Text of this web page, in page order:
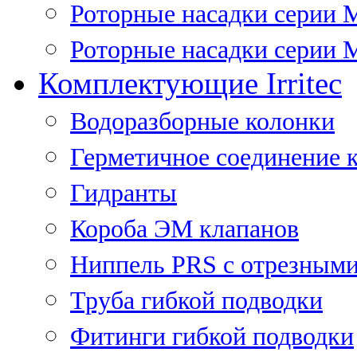
Роторные насадки серии
Роторные насадки серии
Комплектующие Irritec
Водоразборные колонки
Герметичное соединение
Гидранты
Короба ЭМ клапанов
Ниппель PRS с
Труба гибкой подводки
Фитинги гибкой подводки